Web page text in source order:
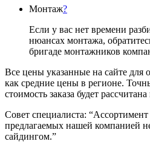
Монтаж?
Если у вас нет времени
нюансах монтажа,
бригаде монтажников
Все цены указанные на сайте для
как средние цены в регионе.
стоимость заказа будет
Совет специалиста: “Ассортимент
предлагаемых нашей компанией
сайдингом.”